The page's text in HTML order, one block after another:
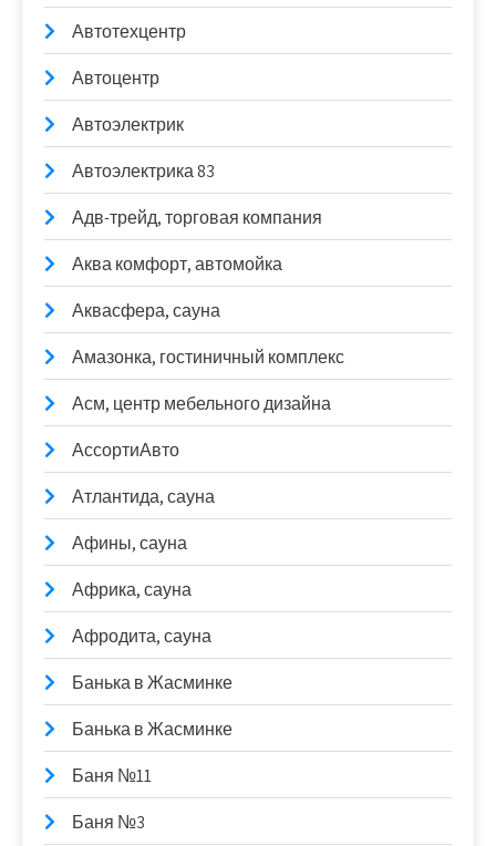
Автотехцентр
Автоцентр
Автоэлектрик
Автоэлектрика 83
Адв-трейд, торговая компания
Аква комфорт, автомойка
Аквасфера, сауна
Амазонка, гостиничный комплекс
Асм, центр мебельного дизайна
АссортиАвто
Атлантида, сауна
Афины, сауна
Африка, сауна
Афродита, сауна
Банька в Жасминке
Банька в Жасминке
Баня №11
Баня №3